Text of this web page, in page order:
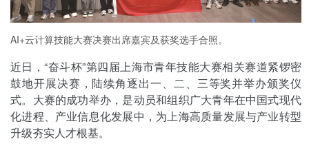
AI+云计算技能大赛决赛出席嘉宾及获奖选手合照。
近日，“奋斗杯”第四届上海市青年技能大赛相关赛道紧锣密
鼓地开展决赛，陆续角逐出一、二、三等奖并举办颁奖仪
式。大赛的成功举办，是动员和组织广大青年在中国式现代
化进程、产业信息化发展中，为上海高质量发展与产业转型
升级夯实人才根基。